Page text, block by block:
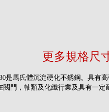
更多規格尺
是馬氏體沉淀硬化不銹鋼。具有
閥門，軸類及化纖行業及具有一定